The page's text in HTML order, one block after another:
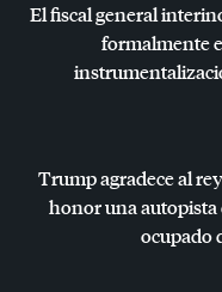
El fiscal general
formalmente
Trump agradece al
honor una autopista
ocupado